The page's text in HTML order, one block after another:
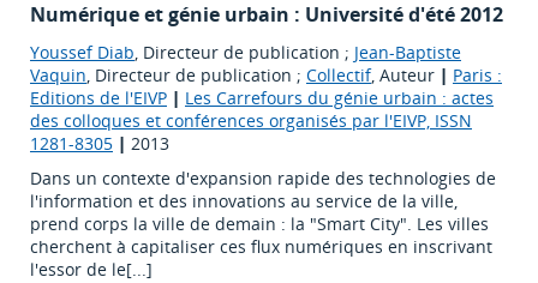
Numérique et génie urbain : Université d'été 2012
Youssef Diab, Directeur de publication ; Jean-Baptiste
Vaquin, Directeur de publication ; Collectif, Auteur | Paris :
Editions de l'EIVP | Les Carrefours du génie urbain : actes
des colloques et conférences organisés par l'EIVP, ISSN
1281-8305 | 2013
Dans un contexte d'expansion rapide des technologies de
l'information et des innovations au service de la ville,
prend corps la ville de demain : la "Smart City". Les villes
cherchent à capitaliser ces flux numériques en inscrivant
l'essor de le[...]